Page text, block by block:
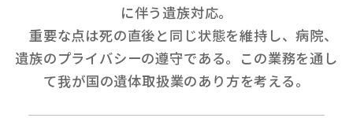
に伴う遺族対応。
重要な点は死の直後と同じ状態を維持し、病院、
遺族のプライバシーの遵守である。この業務を通し
て我が国の遺体取扱業のあり方を考える。